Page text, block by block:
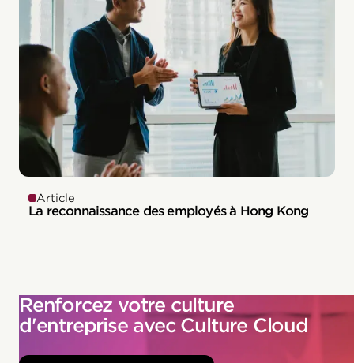
Article
La reconnaissance des employés à Hong Kong
Renforcez votre culture
d'entreprise avec Culture Cloud